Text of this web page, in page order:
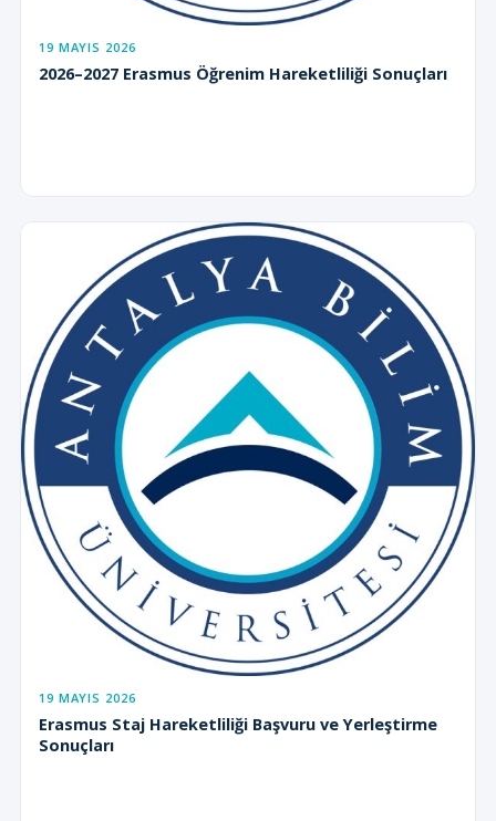
19 MAYIS 2026
2026–2027 Erasmus Öğrenim Hareketliliği Sonuçları
19 MAYIS 2026
Erasmus Staj Hareketliliği Başvuru ve Yerleştirme
Sonuçları